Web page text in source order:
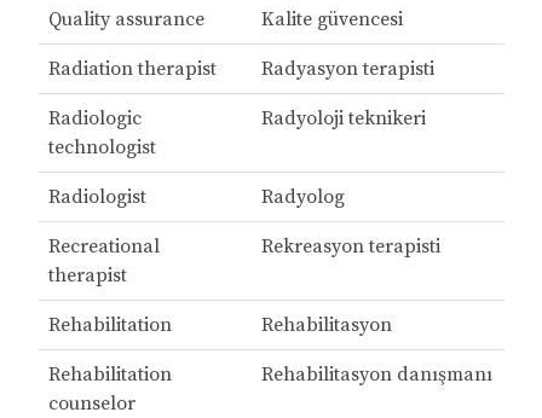
Quality assurance Kalite güvencesi
Radiation therapist Radyasyon terapisti
Radiologic
technologist
Radyoloji teknikeri
Radiologist Radyolog
Recreational
therapist
Rekreasyon terapisti
Rehabilitation Rehabilitasyon
Rehabilitation
counselor
Rehabilitasyon danışmanı